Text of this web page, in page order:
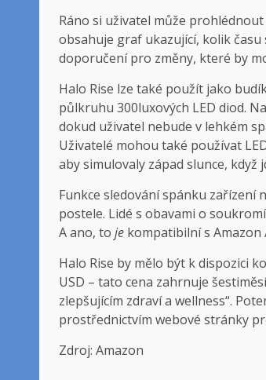
Ráno si uživatel může
obsahuje graf ukazující, kolik
doporučení pro změny, které by
Halo Rise lze také použít jako
půlkruhu 300luxových LED diod.
dokud uživatel nebude v lehkém
Uživatelé mohou také používat
aby simulovaly západ slunce, když
Funkce sledování spánku
postele. Lidé s obavami o
A ano, to je kompatibilní s Amazon
Halo Rise by mělo být k dispozici
USD – tato cena zahrnuje
zlepšujícím zdraví a wellness“.
prostřednictvím webové stránky
Zdroj: Amazon